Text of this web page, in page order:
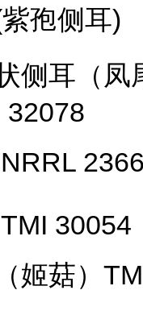
孢侧耳)
侧耳（凤
32078
2366
30054
姬菇）